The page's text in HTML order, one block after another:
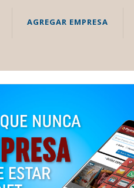
AGREGAR EMPRESA